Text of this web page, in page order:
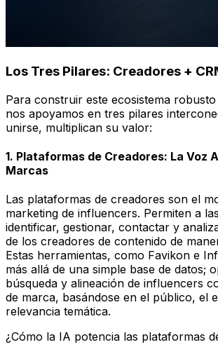
Los Tres Pilares: Creadores +
Para construir este ecosistema
nos apoyamos en tres pilares
unirse, multiplican su valor:
1. Plataformas de Creadores: La Voz
Marcas
Las plataformas de creadores son el
marketing de influencers. Permiten a
identificar, gestionar, contactar y
de los creadores de contenido de
Estas herramientas, como Favikon e
más allá de una simple base de datos;
búsqueda y alineación de influencers
de marca, basándose en el público, el
relevancia temática.
¿Cómo la IA potencia las plataformas